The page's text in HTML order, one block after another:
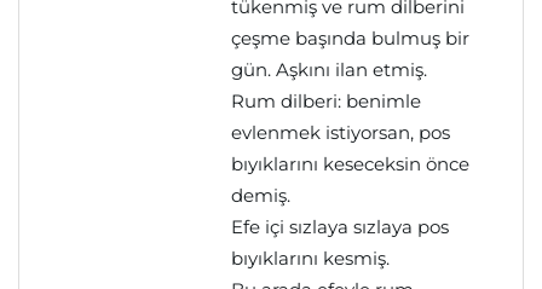
tükenmiş ve rum dilberini
çeşme başında bulmuş bir
gün. Aşkını ilan etmiş.
Rum dilberi: benimle
evlenmek istiyorsan, pos
bıyıklarını keseceksin önce
demiş.
Efe içi sızlaya sızlaya pos
bıyıklarını kesmiş.